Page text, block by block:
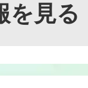
を見る